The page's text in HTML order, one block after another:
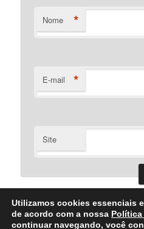
Nome *
E-mail *
Site
Utilizamos cookies essenciais
de acordo com a nossa Política
continuar navegando, você